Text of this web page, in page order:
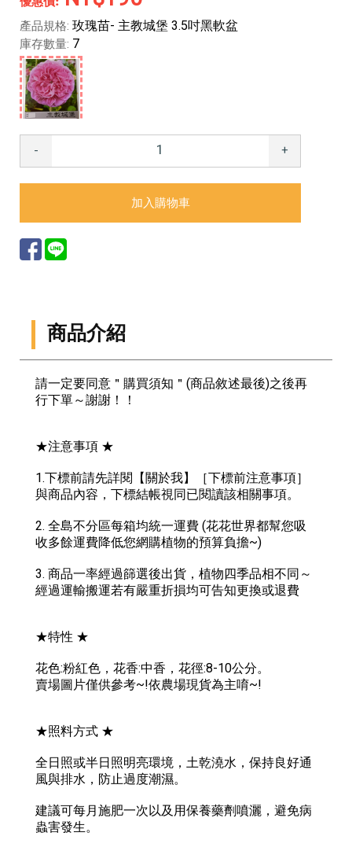
產品規格: 玫瑰苗- 主教城堡 3.5吋黑軟盆
庫存數量: 7
- +
商品介紹
請一定要同意＂購買須知＂(商品敘述最後)之後再
行下單～謝謝！！
★注意事項 ★
1.下標前請先詳閱【關於我】［下標前注意事項］
與商品內容，下標結帳視同已閱讀該相關事項。
2. 全島不分區每箱均統一運費 (花花世界都幫您吸
收多餘運費降低您網購植物的預算負擔~)
3. 商品一率經過篩選後出貨，植物四季品相不同～
經過運輸搬運若有嚴重折損均可告知更換或退費
★特性 ★
花色:粉紅色，花香:中香，花徑:8-10公分。
賣場圖片僅供參考~!依農場現貨為主唷~!
★照料方式 ★
全日照或半日照明亮環境，土乾澆水，保持良好通
風與排水，防止過度潮濕。
建議可每月施肥一次以及用保養藥劑噴灑，避免病
蟲害發生。